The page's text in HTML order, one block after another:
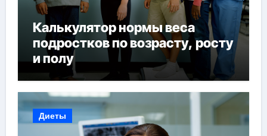
Калькулятор нормы веса
подростков по возрасту, росту
и полу
Диеты